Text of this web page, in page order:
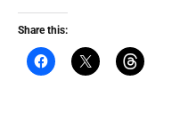
Share this: